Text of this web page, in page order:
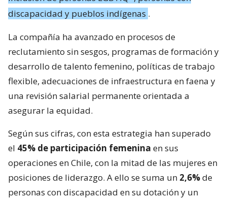
discapacidad y pueblos indígenas .
La compañía ha avanzado en procesos de
reclutamiento sin sesgos, programas de formación y
desarrollo de talento femenino, políticas de trabajo
flexible, adecuaciones de infraestructura en faena y
una revisión salarial permanente orientada a
asegurar la equidad.
Según sus cifras, con esta estrategia han superado
el 45% de participación femenina en sus
operaciones en Chile, con la mitad de las mujeres en
posiciones de liderazgo. A ello se suma un 2,6%de
personas con discapacidad en su dotación y un